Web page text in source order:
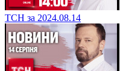
ТСН за 2024.08.14